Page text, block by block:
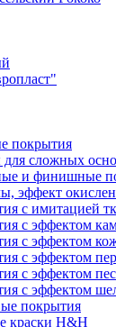
покрытия
для сложных
и финишные
эффект
с имитацией
с эффектом
с эффектом
с эффектом
с эффектом
с эффектом
покрытия
краски H&H